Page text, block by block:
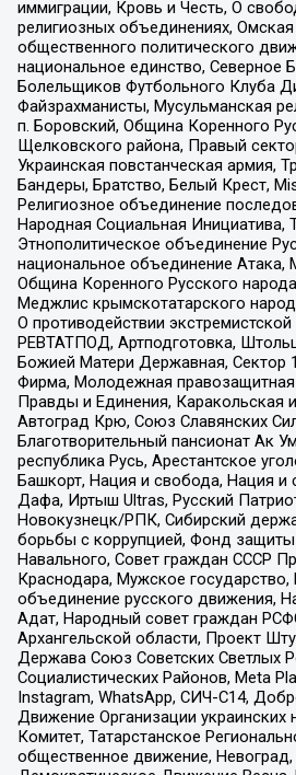
иммиграции, Кровь и Честь, О
религиозных объединениях, Омская
общественного политического
национальное единство, Северное
Болельщиков Футбольного Клуба
Файзрахманисты, Мусульманская
п. Боровский, Община Коренного
Щелковского района, Правый
Украинская повстанческая армия,
Бандеры, Братство, Белый Крест,
Религиозное объединение
Народная Социальная Инициатива,
Этнополитическое объединение
национальное объединение Атака,
Община Коренного Русского
Меджлис крымскотатарского
О противодействии экстремистской
РЕВТАТПОД, Артподготовка,
Божией Матери Державная, Сектор
Фирма, Молодежная
Правды и Единения, Каракольская
Автоград Крю, Союз Славянских
Благотворительный пансионат Ак
республика Русь, Арестантское
Башкорт, Нация и свобода, Нация и
Дафа, Иртыш Ultras, Русский
Новокузнецк/РПК, Сибирский
борьбы с коррупцией, Фонд
Навального, Совет граждан СССР
Краснодара, Мужское государство,
объединение русского движения,
Адат, Народный совет граждан
Архангельской области, Проект
Держава Союз Советских Светлых
Социалистических Районов, Meta
Instagram, WhatsApp, СИЧ-С14,
Движение Организации украинских
Комитет, Татарстанское
общественное движение,